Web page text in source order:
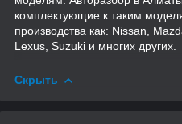
комплектующие к таким
производства как: Nissan,
Lexus, Suzuki и многих других.
Скрыть